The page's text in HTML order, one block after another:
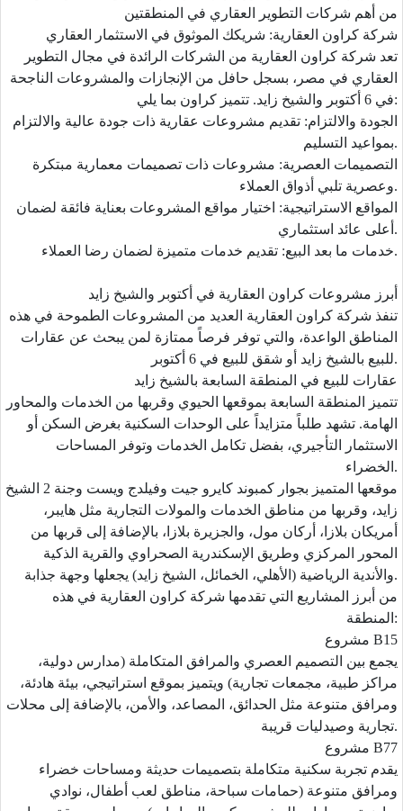
من أهم شركات التطوير العقاري في المنطقتين
شركة كراون العقارية: شريكك الموثوق في الاستثمار العقاري
تعد شركة كراون العقارية من الشركات الرائدة في مجال التطوير
العقاري في مصر، بسجل حافل من الإنجازات والمشروعات الناجحة
في 6 أكتوبر والشيخ زايد.تتميز كراون بما يلي:
الجودة والالتزام: تقديم مشروعات عقارية ذات جودة عالية والالتزام
بمواعيد التسليم.
التصميمات العصرية: مشروعات ذات تصميمات معمارية مبتكرة
وعصرية تلبي أذواق العملاء.
المواقع الاستراتيجية: اختيار مواقع المشروعات بعناية فائقة لضمان
أعلى عائد استثماري.
خدمات ما بعد البيع:تقديم خدمات متميزة لضمان رضا العملاء.
أبرز مشروعات كراون العقارية في أكتوبر والشيخ زايد
تنفذ شركة كراون العقارية العديد من المشروعات الطموحة في هذه
المناطق الواعدة، والتي توفر فرصاً ممتازة لمن يبحث عن عقارات
للبيع بالشيخ زايد أو شقق للبيع في 6 أكتوبر.
عقارات للبيع في المنطقة السابعة بالشيخ زايد
تتميز المنطقة السابعة بموقعها الحيوي وقربها من الخدمات والمحاور
الهامة. تشهد طلباً متزايداً على الوحدات السكنية بغرض السكن أو
الاستثمار التأجيري، بفضل تكامل الخدمات وتوفر المساحات
الخضراء.
موقعها المتميز بجوار كمبوند كايرو جيت وفيلدج ويست وجنة 2 الشيخ
زايد، وقربها من مناطق الخدمات والمولات التجارية مثل هايبر،
أمريكان بلازا، أركان مول، والجزيرة بلازا، بالإضافة إلى قربها من
المحور المركزي وطريق الإسكندرية الصحراوي والقرية الذكية
والأندية الرياضية (الأهلي، الخمائل، الشيخ زايد) يجعلها وجهة جذابة.
من أبرز المشاريع التي تقدمها شركة كراون العقارية في هذه
المنطقة:
مشروع B15
يجمع بين التصميم العصري والمرافق المتكاملة (مدارس دولية،
مراكز طبية، مجمعات تجارية) ويتميز بموقع استراتيجي، بيئة هادئة،
ومرافق متنوعة مثل الحدائق، المصاعد، والأمن، بالإضافة إلى محلات
تجارية وصيدليات قريبة.
مشروع B77
يقدم تجربة سكنية متكاملة بتصميمات حديثة ومساحات خضراء
ومرافق متنوعة (حمامات سباحة، مناطق لعب أطفال، نوادي